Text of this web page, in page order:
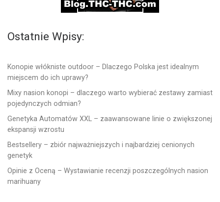
Ostatnie Wpisy:
Konopie włókniste outdoor – Dlaczego Polska jest idealnym
miejscem do ich uprawy?
Mixy nasion konopi – dlaczego warto wybierać zestawy zamiast
pojedynczych odmian?
Genetyka Automatów XXL – zaawansowane linie o zwiększonej
ekspansji wzrostu
Bestsellery – zbiór najważniejszych i najbardziej cenionych
genetyk
Opinie z Oceną – Wystawianie recenzji poszczególnych nasion
marihuany